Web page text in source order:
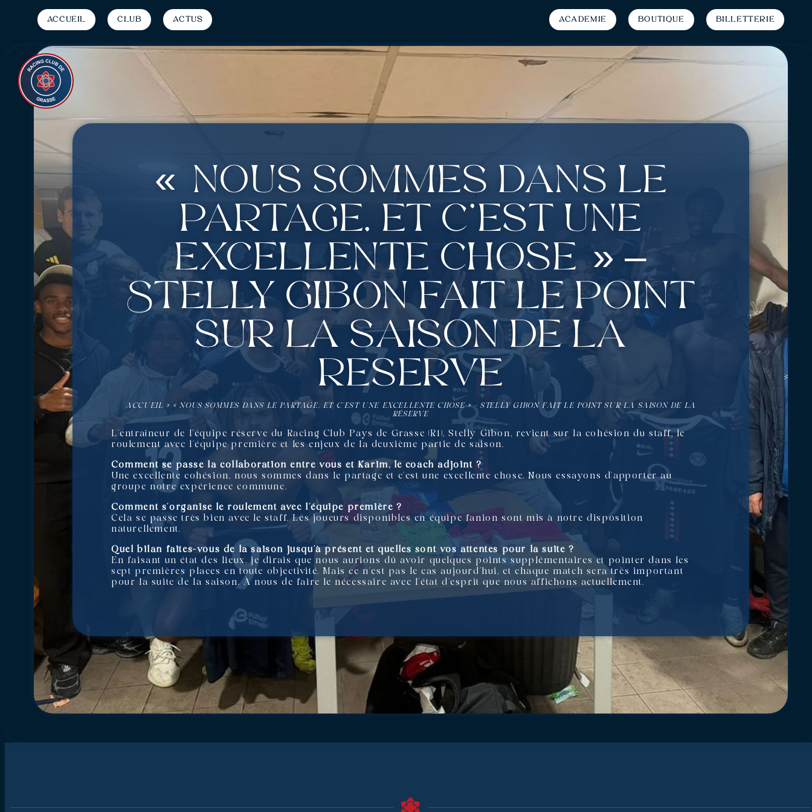
Accueil Club Actus Académie Boutique Billetterie
« Nous sommes dans le
partage, et c’est une
excellente chose » –
Stelly Gibon fait le point
sur la saison de la
réserve
ACCUEIL » « NOUS SOMMES DANS LE PARTAGE, ET C’EST UNE EXCELLENTE CHOSE » – STELLY GIBON FAIT LE POINT SUR LA SAISON DE LA
RÉSERVE
L’entraîneur de l’équipe réserve du Racing Club Pays de Grasse (R1), Stelly Gibon, revient sur la cohésion du staff, le
roulement avec l’équipe première et les enjeux de la deuxième partie de saison.
Comment se passe la collaboration entre vous et Karim, le coach adjoint ?
Une excellente cohésion, nous sommes dans le partage et c’est une excellente chose. Nous essayons d’apporter au
groupe notre expérience commune.
Comment s’organise le roulement avec l’équipe première ?
Cela se passe très bien avec le staff. Les joueurs disponibles en équipe fanion sont mis à notre disposition
naturellement.
Quel bilan faites-vous de la saison jusqu’à présent et quelles sont vos attentes pour la suite ?
En faisant un état des lieux, je dirais que nous aurions dû avoir quelques points supplémentaires et pointer dans les
sept premières places en toute objectivité. Mais ce n’est pas le cas aujourd’hui, et chaque match sera très important
pour la suite de la saison. À nous de faire le nécessaire avec l’état d’esprit que nous affichons actuellement.